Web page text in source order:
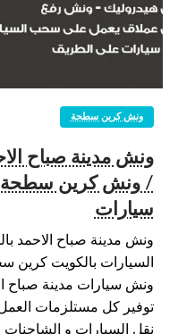
ونش كرين سطحة
/ ونش كرين سطحة
سيارات
ونش مدينة صباح الاحمد
السيارات بالكويت
ونش سيارات مدينة صباح
توفير كل مستلزمات
نقل السيارات و